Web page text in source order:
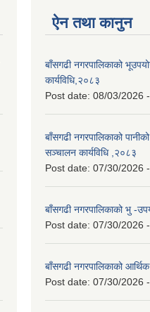
ऐन तथा कानुन
बाँसगढी नगरपालिकाको
कार्यविधि,२०८३
Post date: 08/03/2026
बाँसगढी नगरपालिकाको
सञ्चालन कार्यविधि ,२०८३
Post date: 07/30/2026
बाँसगढी नगरपालिकाको भु -
Post date: 07/30/2026
बाँसगढी नगरपालिकाको
Post date: 07/30/2026